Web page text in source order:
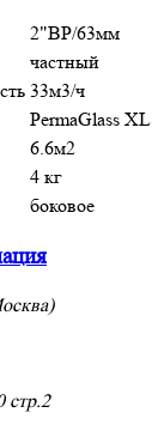
2"ВР/63мм
частный
33м3/ч
PermaGlass XL
6.6м2
4 кг
боковое
стр.2